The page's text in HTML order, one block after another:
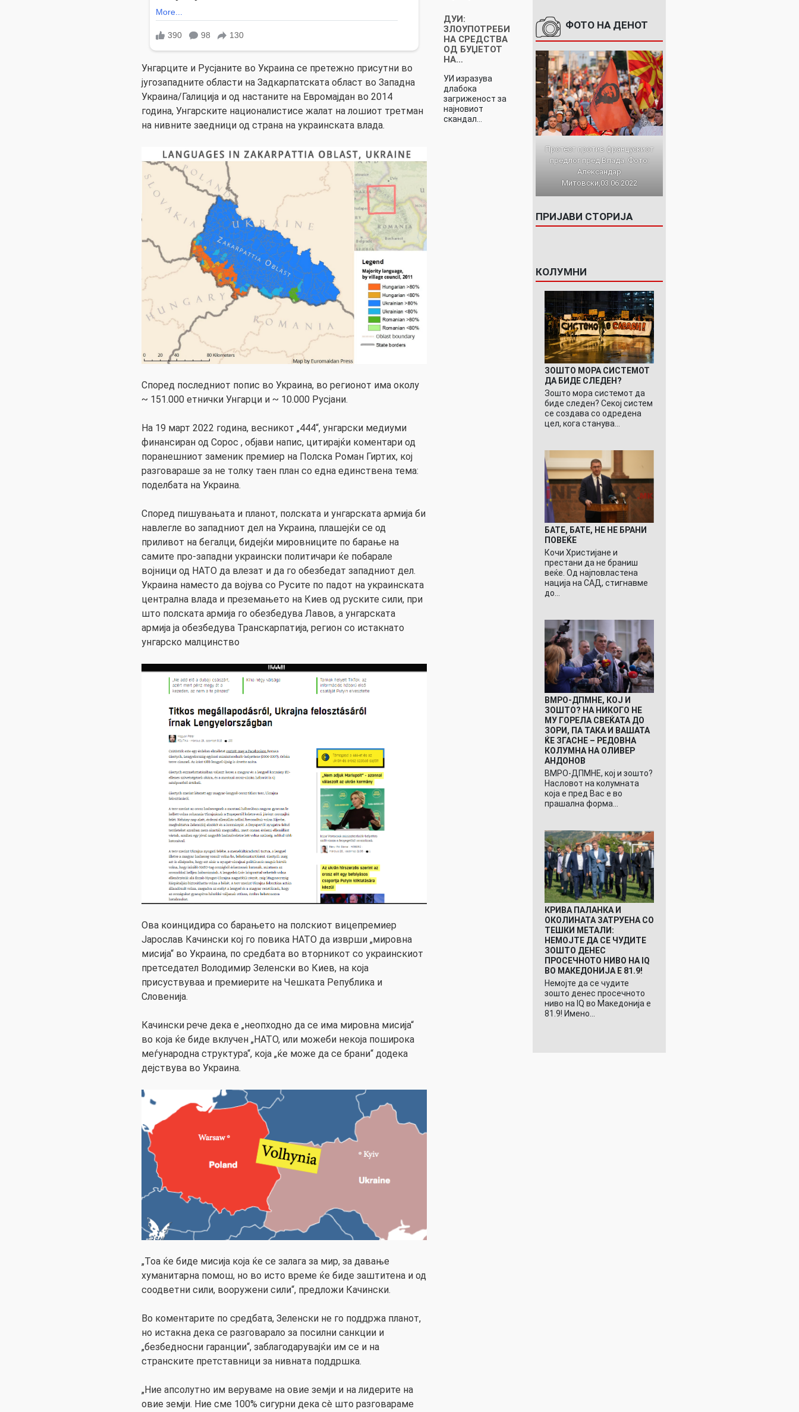
Унгарците и Русјаните во Украина се претежно присутни во
југозападните области на Задкарпатската област во Западна
Украина/Галиција и од настаните на Евромајдан во 2014
година, Унгарските националистисе жалат на лошиот третман
на нивните заедници од страна на украинската влада.
Според последниот попис во Украина, во регионот има околу
~ 151.000 етнички Унгарци и ~ 10.000 Русјани.
На 19 март 2022 година, весникот „444“, унгарски медиуми
финансиран од Сорос , објави напис, цитирајќи коментари од
поранешниот заменик премиер на Полска Роман Гиртих, кој
разговараше за не толку таен план со една единствена тема:
поделбата на Украина.
Според пишувањата и планот, полската и унгарската армија би
навлегле во западниот дел на Украина, плашејќи се од
приливот на бегалци, бидејќи мировниците по барање на
самите про-западни украински политичари ќе побарале
војници од НАТО да влезат и да го обезбедат западниот дел.
Украина наместо да војува со Русите по падот на украинската
централна влада и преземањето на Киев од руските сили, при
што полската армија го обезбедува Лавов, а унгарската
армија ја обезбедува Транскарпатија, регион со истакнато
унгарско малцинство
Ова коинцидира со барањето на полскиот вицепремиер
Јарослав Качински кој го повика НАТО да изврши „мировна
мисија“ во Украина, по средбата во вторникот со украинскиот
претседател Володимир Зеленски во Киев, на која
присуствуваа и премиерите на Чешката Република и
Словенија.
Качински рече дека е „неопходно да се има мировна мисија“
во која ќе биде вклучен „НАТО, или можеби некоја поширока
меѓународна структура“, која „ќе може да се брани“ додека
дејствува во Украина.
„Тоа ќе биде мисија која ќе се залага за мир, за давање
хуманитарна помош, но во исто време ќе биде заштитена и од
соодветни сили, вооружени сили“, предложи Качински.
Во коментарите по средбата, Зеленски не го поддржа планот,
но истакна дека се разговарало за посилни санкции и
„безбедносни гаранции“, заблагодарувајќи им се и на
странските претставници за нивната поддршка.
„Ние апсолутно им веруваме на овие земји и на лидерите на
овие земји. Ние сме 100% сигурни дека сè што разговараме
ДУИ:
ЗЛОУПОТРЕБИ
НА СРЕДСТВА
ОД БУЏЕТОТ
НА…
УИ изразува
длабока
загриженост за
најновиот
скандал…
ФОТО НА ДЕНОТ
Протест против францускиот
предлог пред Влада. Фото:
Александар
Митовски,03.06.2022
ПРИЈАВИ СТОРИЈА
КОЛУМНИ
ЗОШТО МОРА СИСТЕМОТ
ДА БИДЕ СЛЕДЕН?
Зошто мора системот да
биде следен? Секој систем
се создава со одредена
цел, кога станува…
БАТЕ, БАТЕ, НЕ НЕ БРАНИ
ПОВЕЌЕ
Кочи Христијане и
престани да не браниш
веќе. Од најповластена
нација на САД, стигнавме
до…
ВМРО-ДПМНЕ, КОЈ И
ЗОШТО? НА НИКОГО НЕ
МУ ГОРЕЛА СВЕЌАТА ДО
ЗОРИ, ПА ТАКА И ВАШАТА
ЌЕ ЗГАСНЕ – РЕДОВНА
КОЛУМНА НА ОЛИВЕР
АНДОНОВ
ВМРО-ДПМНЕ, кој и зошто?
Насловот на колумната
која е пред Вас е во
прашална форма…
КРИВА ПАЛАНКА И
ОКОЛИНАТА ЗАТРУЕНА СО
ТЕШКИ МЕТАЛИ:
НЕМОЈТЕ ДА СЕ ЧУДИТЕ
ЗОШТО ДЕНЕС
ПРОСЕЧНОТО НИВО НА IQ
ВО МАКЕДОНИЈА Е 81.9!
Немојте да се чудите
зошто денес просечното
ниво на IQ во Македонија е
81.9! Имено…